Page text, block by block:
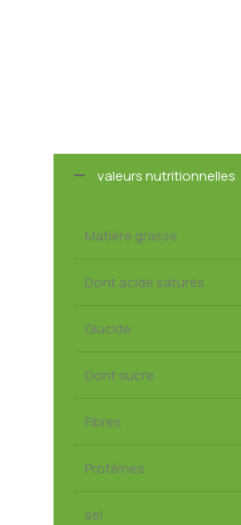
valeurs nutritionnelles
Matière grasse
Dont acide saturés
Glucide
Dont sucre
Fibres
Protéines
sel